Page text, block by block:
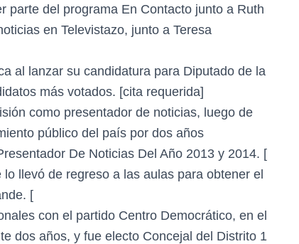
parte del programa En Contacto junto a Ruth
en Televistazo, junto a Teresa
al lanzar su candidatura para Diputado de la
más votados. [cita requerida]
como presentador de noticias, luego de
público del país por dos años
De Noticias Del Año 2013 y 2014. [
llevó de regreso a las aulas para obtener el
[
con el partido Centro Democrático, en el
dos años, y fue electo Concejal del Distrito 1